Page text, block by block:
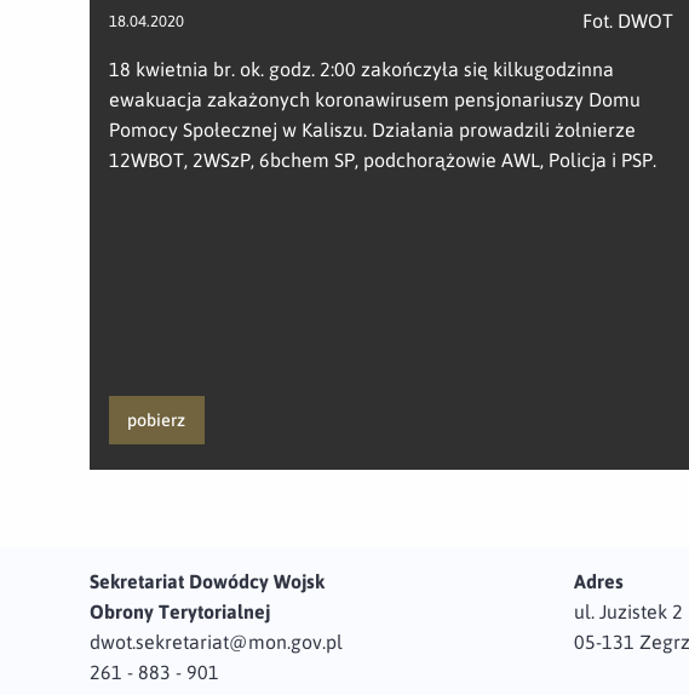
18.04.2020 Fot. DWOT
18 kwietnia br. ok. godz. 2:00 zakończyła się kilkugodzinna
ewakuacja zakażonych koronawirusem pensjonariuszy Domu
Pomocy Społecznej w Kaliszu. Działania prowadzili żołnierze
12WBOT, 2WSzP, 6bchem SP, podchorążowie AWL, Policja i PSP.
pobierz
Sekretariat Dowódcy Wojsk
Obrony Terytorialnej
dwot.sekretariat@mon.gov.pl
261 - 883 - 901
Adres
ul. Juzistek 2
05-131